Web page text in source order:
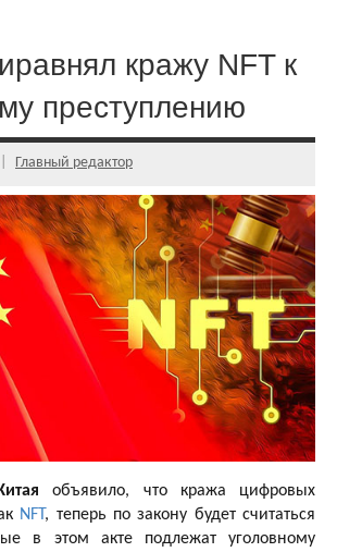
кражу NFT к
преступлению
Главный редактор
объявило, что кража цифровых
NFT , теперь по закону будет считаться
в этом акте подлежат уголовному